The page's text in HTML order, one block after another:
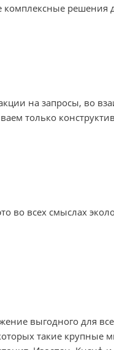
решения
на запросы, во
только
во всех смыслах
выгодного для
такие крупные